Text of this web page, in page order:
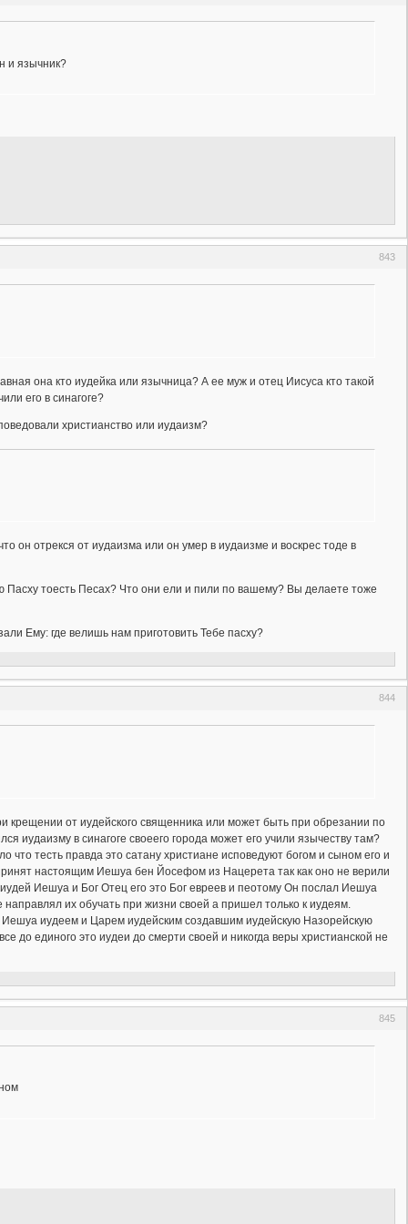
и язычник?
843
она кто иудейка или язычница? А ее муж и отец Иисуса кто такой
его в синагоге?
христианство или иудаизм?
он отрекся от иудаизма или он умер в иудаизме и воскрес тоде в
Пасху тоесть Песах? Что они ели и пили по вашему? Вы делаете тоже
Ему: где велишь нам приготовить Тебе пасху?
844
крещении от иудейского священника или может быть при обрезании по
иудаизму в синагоге своеего города может его учили язычеству там?
что тесть правда это сатану христиане исповедуют богом и сыном его и
настоящим Иешуа бен Йосефом из Нацерета так как оно не верили
Иешуа и Бог Отец его это Бог евреев и пеотому Он послал Иешуа
их обучать при жизни своей а пришел только к иудеям.
иудеем и Царем иудейским создавшим иудейскую Назорейскую
до единого это иудеи до смерти своей и никогда веры христианской не
845